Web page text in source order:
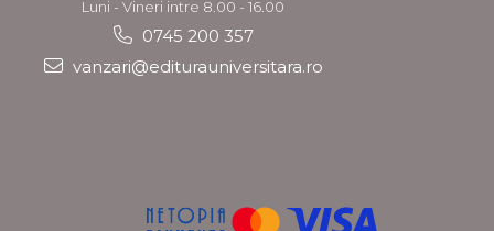
Luni - Vineri intre 8.00 - 16.00
0745 200 357
vanzari@editurauniversitara.ro